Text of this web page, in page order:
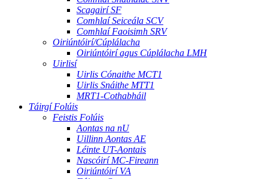
Scagairí SF
Comhlaí Seiceála SCV
Comhlaí Faoisimh SRV
Oiriúntóirí/Cúplálacha
Oiriúntóirí agus Cúplálacha LMH
Uirlisí
Uirlis Cónaithe MCT1
Uirlis Snáithe MTT1
MRT1-Cothabháil
Táirgí Folúis
Feistis Folúis
Aontas na nU
Uillinn Aontas AE
Léinte UT-Aontais
Nascóirí MC-Fireann
Oiriúntóirí VA